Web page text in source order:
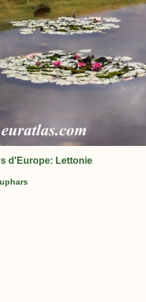
d'Europe: Lettonie